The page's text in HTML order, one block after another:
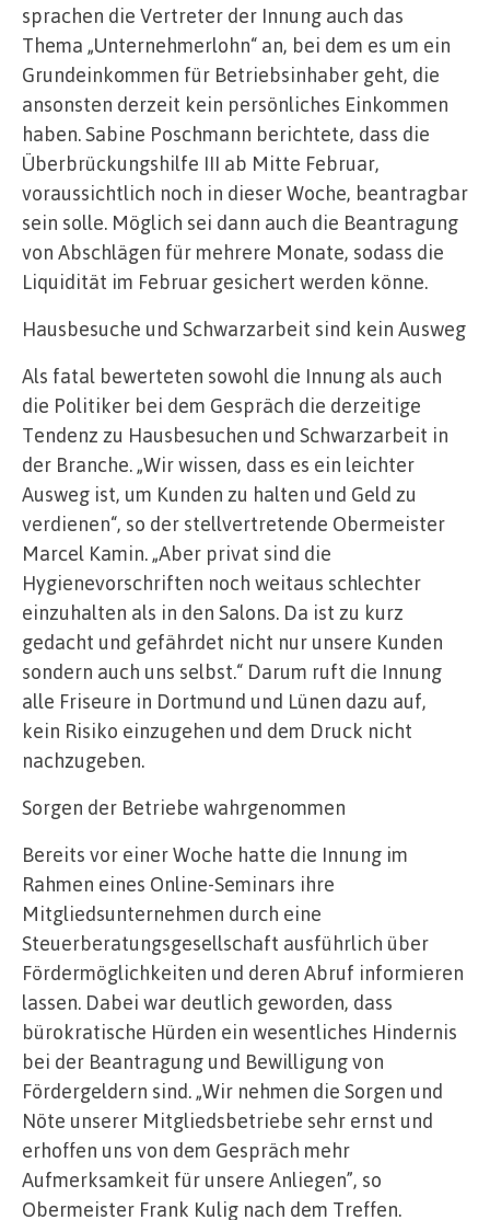
sprachen die Vertreter der Innung auch das
Thema „Unternehmerlohn“ an, bei dem es um ein
Grundeinkommen für Betriebsinhaber geht, die
ansonsten derzeit kein persönliches Einkommen
haben. Sabine Poschmann berichtete, dass die
Überbrückungshilfe III ab Mitte Februar,
voraussichtlich noch in dieser Woche, beantragbar
sein solle. Möglich sei dann auch die Beantragung
von Abschlägen für mehrere Monate, sodass die
Liquidität im Februar gesichert werden könne.
Hausbesuche und Schwarzarbeit sind kein Ausweg
Als fatal bewerteten sowohl die Innung als auch
die Politiker bei dem Gespräch die derzeitige
Tendenz zu Hausbesuchen und Schwarzarbeit in
der Branche. „Wir wissen, dass es ein leichter
Ausweg ist, um Kunden zu halten und Geld zu
verdienen“, so der stellvertretende Obermeister
Marcel Kamin. „Aber privat sind die
Hygienevorschriften noch weitaus schlechter
einzuhalten als in den Salons. Da ist zu kurz
gedacht und gefährdet nicht nur unsere Kunden
sondern auch uns selbst.“ Darum ruft die Innung
alle Friseure in Dortmund und Lünen dazu auf,
kein Risiko einzugehen und dem Druck nicht
nachzugeben.
Sorgen der Betriebe wahrgenommen
Bereits vor einer Woche hatte die Innung im
Rahmen eines Online-Seminars ihre
Mitgliedsunternehmen durch eine
Steuerberatungsgesellschaft ausführlich über
Fördermöglichkeiten und deren Abruf informieren
lassen. Dabei war deutlich geworden, dass
bürokratische Hürden ein wesentliches Hindernis
bei der Beantragung und Bewilligung von
Fördergeldern sind. „Wir nehmen die Sorgen und
Nöte unserer Mitgliedsbetriebe sehr ernst und
erhoffen uns von dem Gespräch mehr
Aufmerksamkeit für unsere Anliegen”, so
Obermeister Frank Kulig nach dem Treffen.